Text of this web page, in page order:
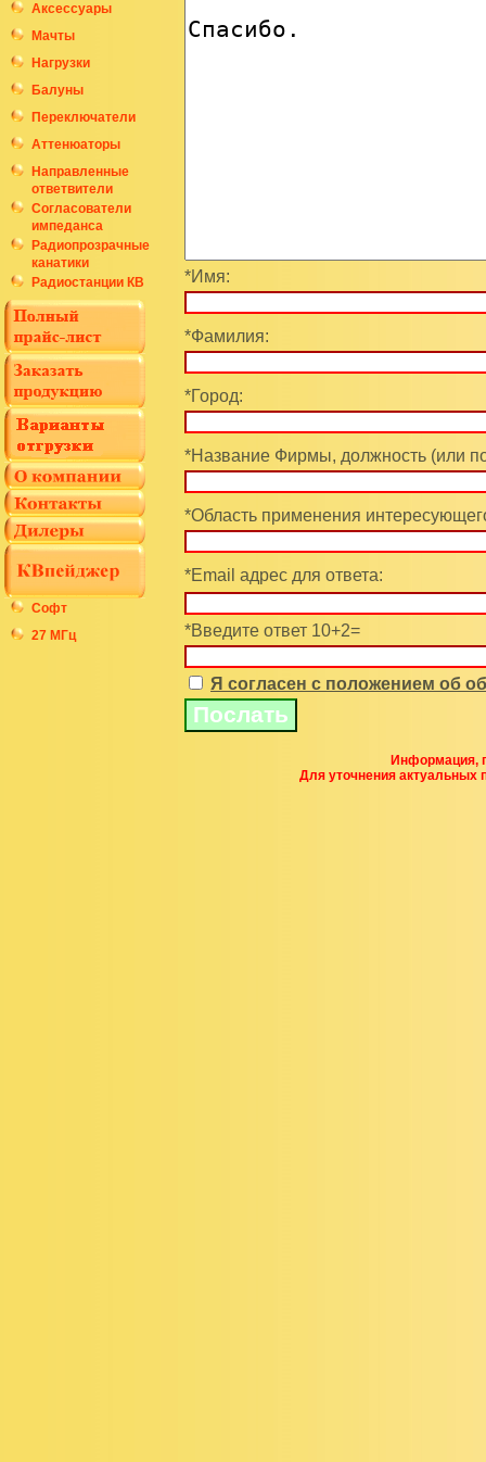
Аксессуары
Мачты
Нагрузки
Балуны
Переключатели
Аттенюаторы
Направленные
ответвители
Согласователи
импеданса
Радиопрозрачные
канатики
Радиостанции КВ
Софт
27 МГц
*Имя:
*Фамилия:
*Город:
*Название Фирмы, должность (или
*Область применения
*Email адрес для ответа:
*Введите ответ 10+2=
Я согласен с положением об
Информация,
Для уточнения актуальных